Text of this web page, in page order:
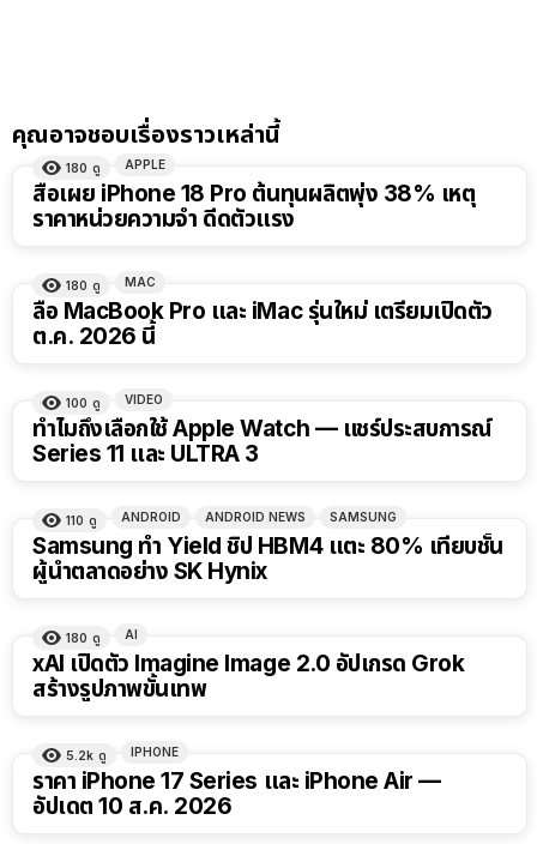
คุณอาจชอบเรื่องราวเหล่านี้
180 ดู APPLE
สื่อเผย iPhone 18 Pro ต้นทุนผลิตพุ่ง 38% เหตุ
ราคาหน่วยความจำ ดีดตัวแรง
180 ดู MAC
ลือ MacBook Pro และ iMac รุ่นใหม่ เตรียมเปิดตัว
ต.ค. 2026 นี้
15:01
100 ดู VIDEO
ทำไมถึงเลือกใช้ Apple Watch — แชร์ประสบการณ์
Series 11 และ ULTRA 3
110 ดู ANDROID ANDROID NEWS SAMSUNG
Samsung ทำ Yield ชิป HBM4 แตะ 80% เทียบชั้น
ผู้นำตลาดอย่าง SK Hynix
180 ดู AI
xAI เปิดตัว Imagine Image 2.0 อัปเกรด Grok
สร้างรูปภาพขั้นเทพ
5.2k ดู IPHONE
ราคา iPhone 17 Series และ iPhone Air —
อัปเดต 10 ส.ค. 2026